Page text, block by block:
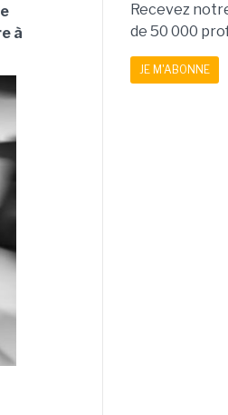
à
Recevez
de 50 000
JE M'ABONNE